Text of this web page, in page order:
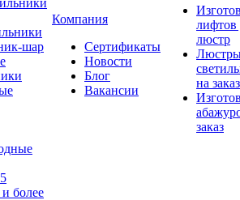
шар
более
Компания
Сертификаты
Новости
Блог
Вакансии
лифтов
люстр
на заказ
заказ